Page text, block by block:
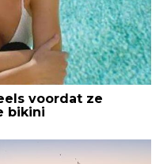
voordat ze
bikini